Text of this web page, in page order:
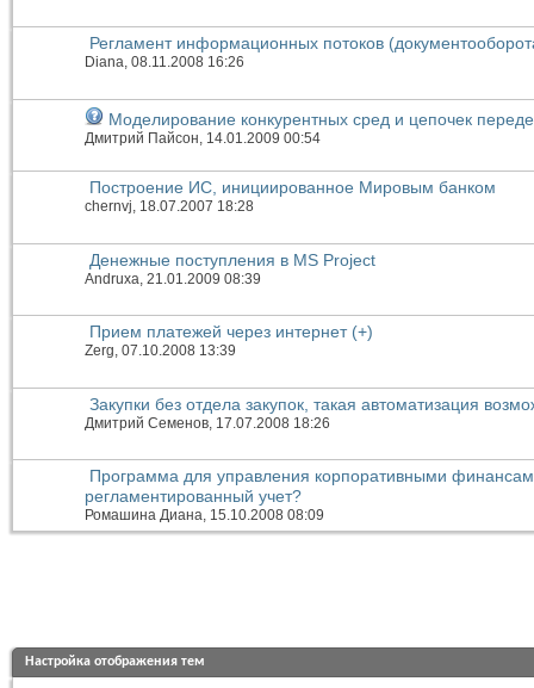
Регламент информационных потоков
Diana, 08.11.2008 16:26
Моделирование конкурентных сред и цепочек
Дмитрий Пайсон , 14.01.2009 00:54
Построение ИС, инициированное Мировым банком
chernvj, 18.07.2007 18:28
Денежные поступления в MS Project
Andruxa , 21.01.2009 08:39
Прием платежей через интернет (+)
Zerg, 07.10.2008 13:39
Закупки без отдела закупок, такая автоматизация
Дмитрий Семенов , 17.07.2008 18:26
Программа для управления корпоративными
регламентированный учет?
Ромашина Диана, 15.10.2008 08:09
Настройка отображения тем